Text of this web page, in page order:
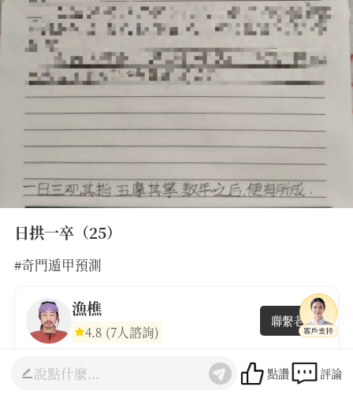
日拱一卒（25）
#奇門遁甲預測
漁樵
4.8 (7人諮詢)
聯繫老師
點讚 評論